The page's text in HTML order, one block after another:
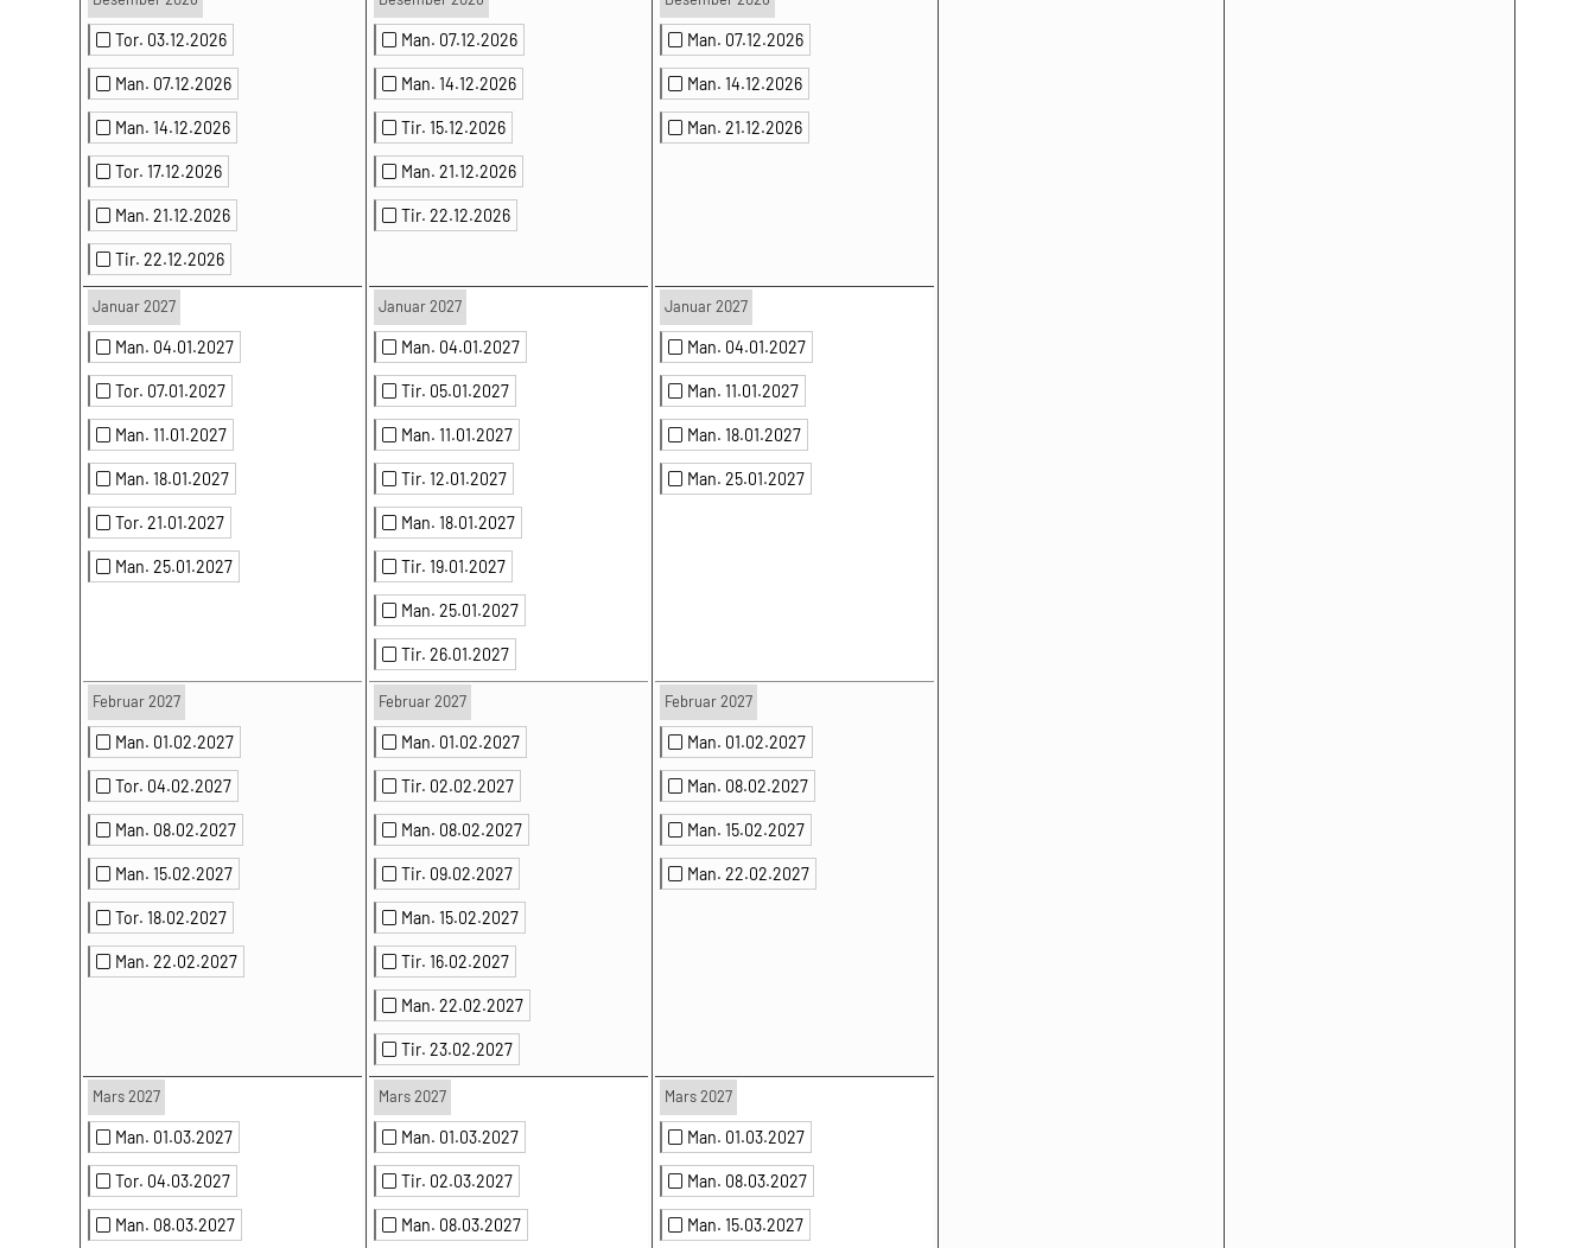
Tor. 03.12.2026
Man. 07.12.2026
Man. 14.12.2026
Tor. 17.12.2026
Man. 21.12.2026
Tir. 22.12.2026
Januar 2027
Man. 04.01.2027
Tor. 07.01.2027
Man. 11.01.2027
Man. 18.01.2027
Tor. 21.01.2027
Man. 25.01.2027
Februar 2027
Man. 01.02.2027
Tor. 04.02.2027
Man. 08.02.2027
Man. 15.02.2027
Tor. 18.02.2027
Man. 22.02.2027
Mars 2027
Man. 01.03.2027
Tor. 04.03.2027
Man. 08.03.2027
Man. 07.12.2026
Man. 14.12.2026
Tir. 15.12.2026
Man. 21.12.2026
Tir. 22.12.2026
Januar 2027
Man. 04.01.2027
Tir. 05.01.2027
Man. 11.01.2027
Tir. 12.01.2027
Man. 18.01.2027
Tir. 19.01.2027
Man. 25.01.2027
Tir. 26.01.2027
Februar 2027
Man. 01.02.2027
Tir. 02.02.2027
Man. 08.02.2027
Tir. 09.02.2027
Man. 15.02.2027
Tir. 16.02.2027
Man. 22.02.2027
Tir. 23.02.2027
Mars 2027
Man. 01.03.2027
Tir. 02.03.2027
Man. 08.03.2027
Man. 07.12.2026
Man. 14.12.2026
Man. 21.12.2026
Januar 2027
Man. 04.01.2027
Man. 11.01.2027
Man. 18.01.2027
Man. 25.01.2027
Februar 2027
Man. 01.02.2027
Man. 08.02.2027
Man. 15.02.2027
Man. 22.02.2027
Mars 2027
Man. 01.03.2027
Man. 08.03.2027
Man. 15.03.2027